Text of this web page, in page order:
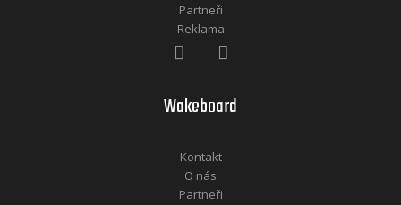
Partneři
Reklama
Wakeboard
Kontakt
O nás
Partneři